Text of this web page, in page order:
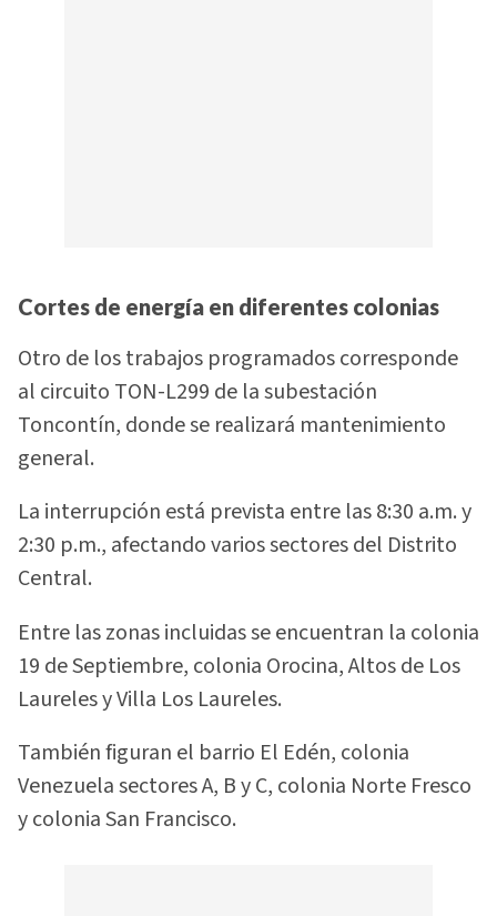
Cortes de energía en diferentes colonias
Otro de los trabajos programados corresponde
al circuito TON-L299 de la subestación
Toncontín, donde se realizará mantenimiento
general.
La interrupción está prevista entre las 8:30 a.m. y
2:30 p.m., afectando varios sectores del Distrito
Central.
Entre las zonas incluidas se encuentran la colonia
19 de Septiembre, colonia Orocina, Altos de Los
Laureles y Villa Los Laureles.
También figuran el barrio El Edén, colonia
Venezuela sectores A, B y C, colonia Norte Fresco
y colonia San Francisco.